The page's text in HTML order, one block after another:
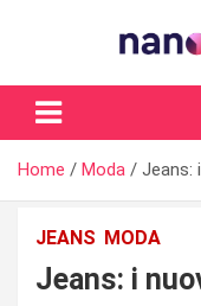
Il magazine femminile
Home Moda Jeans:
JEANS MODA
Jeans: i